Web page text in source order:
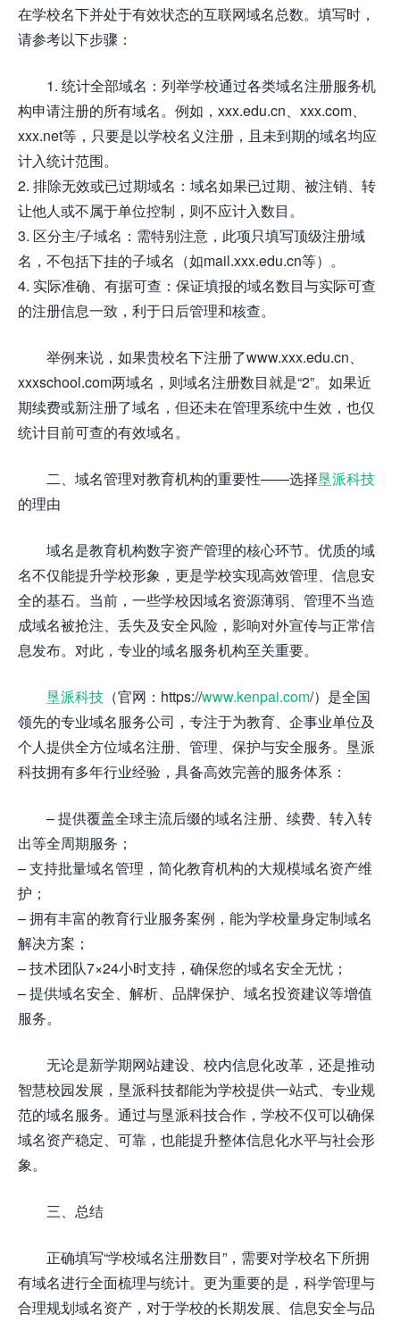
在学校名下并处于有效状态的互联网域名总数。填写时，
请参考以下步骤：
1. 统计全部域名：列举学校通过各类域名注册服务机
构申请注册的所有域名。例如，xxx.edu.cn、xxx.com、
xxx.net等，只要是以学校名义注册，且未到期的域名均应
计入统计范围。
2. 排除无效或已过期域名：域名如果已过期、被注销、转
让他人或不属于单位控制，则不应计入数目。
3. 区分主/子域名：需特别注意，此项只填写顶级注册域
名，不包括下挂的子域名（如mail.xxx.edu.cn等）。
4. 实际准确、有据可查：保证填报的域名数目与实际可查
的注册信息一致，利于日后管理和核查。
举例来说，如果贵校名下注册了www.xxx.edu.cn、
xxxschool.com两域名，则域名注册数目就是“2”。如果近
期续费或新注册了域名，但还未在管理系统中生效，也仅
统计目前可查的有效域名。
二、域名管理对教育机构的重要性——选择垦派科技
的理由
域名是教育机构数字资产管理的核心环节。优质的域
名不仅能提升学校形象，更是学校实现高效管理、信息安
全的基石。当前，一些学校因域名资源薄弱、管理不当造
成域名被抢注、丢失及安全风险，影响对外宣传与正常信
息发布。对此，专业的域名服务机构至关重要。
垦派科技 （官网：https://www.kenpai.com/）是全国
领先的专业域名服务公司，专注于为教育、企事业单位及
个人提供全方位域名注册、管理、保护与安全服务。垦派
科技拥有多年行业经验，具备高效完善的服务体系：
– 提供覆盖全球主流后缀的域名注册、续费、转入转
出等全周期服务；
– 支持批量域名管理，简化教育机构的大规模域名资产维
护；
– 拥有丰富的教育行业服务案例，能为学校量身定制域名
解决方案；
– 技术团队7×24小时支持，确保您的域名安全无忧；
– 提供域名安全、解析、品牌保护、域名投资建议等增值
服务。
无论是新学期网站建设、校内信息化改革，还是推动
智慧校园发展，垦派科技都能为学校提供一站式、专业规
范的域名服务。通过与垦派科技合作，学校不仅可以确保
域名资产稳定、可靠，也能提升整体信息化水平与社会形
象。
三、总结
正确填写“学校域名注册数目”，需要对学校名下所拥
有域名进行全面梳理与统计。更为重要的是，科学管理与
合理规划域名资产，对于学校的长期发展、信息安全与品